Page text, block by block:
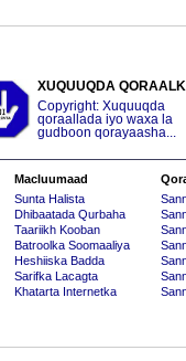
XUQUUQDA
Copyright: Xuquuqda
qoraallada iyo waxa la
gudboon qorayaasha...
Macluumaad
Sunta Halista
Dhibaatada Qurbaha
Taariikh Kooban
Batroolka Soomaaliya
Heshiiska Badda
Sarifka Lacagta
Khatarta Internetka